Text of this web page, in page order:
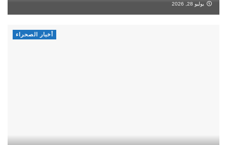
يوليو 28, 2026
أخبار الصحراء